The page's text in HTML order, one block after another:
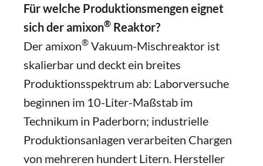
Für welche Produktionsmengen eignet
sich der amixon® Reaktor?
Der amixon® Vakuum-Mischreaktor ist
skalierbar und deckt ein breites
Produktionsspektrum ab: Laborversuche
beginnen im 10-Liter-Maßstab im
Technikum in Paderborn; industrielle
Produktionsanlagen verarbeiten Chargen
von mehreren hundert Litern. Hersteller